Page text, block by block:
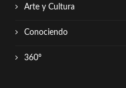
Arte y Cultura
Conociendo
360º